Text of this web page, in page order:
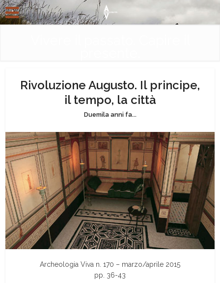
Rivoluzione Augusto. Il principe,
il tempo, la città
Duemila anni fa...
Archeologia Viva n. 170 – marzo/aprile 2015
pp. 36-43